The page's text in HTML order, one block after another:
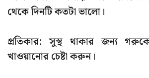
থেকে দিনটি কতটা ভালো।
প্রতিকার: সুস্থ থাকার জন্য
খাওয়ানোর চেষ্টা করুন।